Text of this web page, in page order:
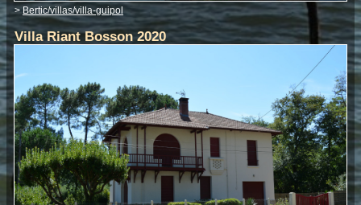
> Bertic/villas/villa-guipol
Villa Riant Bosson 2020